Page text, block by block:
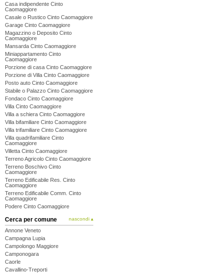
Casa indipendente Cinto
Caomaggiore
Casale o Rustico Cinto Caomaggiore
Garage Cinto Caomaggiore
Magazzino o Deposito Cinto
Caomaggiore
Mansarda Cinto Caomaggiore
Miniappartamento Cinto
Caomaggiore
Porzione di casa Cinto Caomaggiore
Porzione di Villa Cinto Caomaggiore
Posto auto Cinto Caomaggiore
Stabile o Palazzo Cinto Caomaggiore
Fondaco Cinto Caomaggiore
Villa Cinto Caomaggiore
Villa a schiera Cinto Caomaggiore
Villa bifamiliare Cinto Caomaggiore
Villa trifamiliare Cinto Caomaggiore
Villa quadrifamiliare Cinto
Caomaggiore
Villetta Cinto Caomaggiore
Terreno Agricolo Cinto Caomaggiore
Terreno Boschivo Cinto
Caomaggiore
Terreno Edificabile Res. Cinto
Caomaggiore
Terreno Edificabile Comm. Cinto
Caomaggiore
Podere Cinto Caomaggiore
Cerca per comune nascondi ▴
Annone Veneto
Campagna Lupia
Campolongo Maggiore
Camponogara
Caorle
Cavallino-Treporti